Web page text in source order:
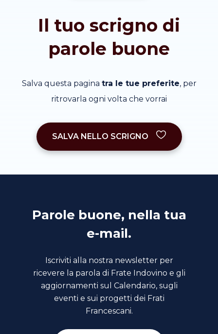
Il tuo scrigno di
parole buone
Salva questa pagina tra le tue preferite, per
ritrovarla ogni volta che vorrai
SALVA NELLO SCRIGNO
Parole buone, nella tua
e-mail.
Iscriviti alla nostra newsletter per
ricevere la parola di Frate Indovino e gli
aggiornamenti sul Calendario, sugli
eventi e sui progetti dei Frati
Francescani.